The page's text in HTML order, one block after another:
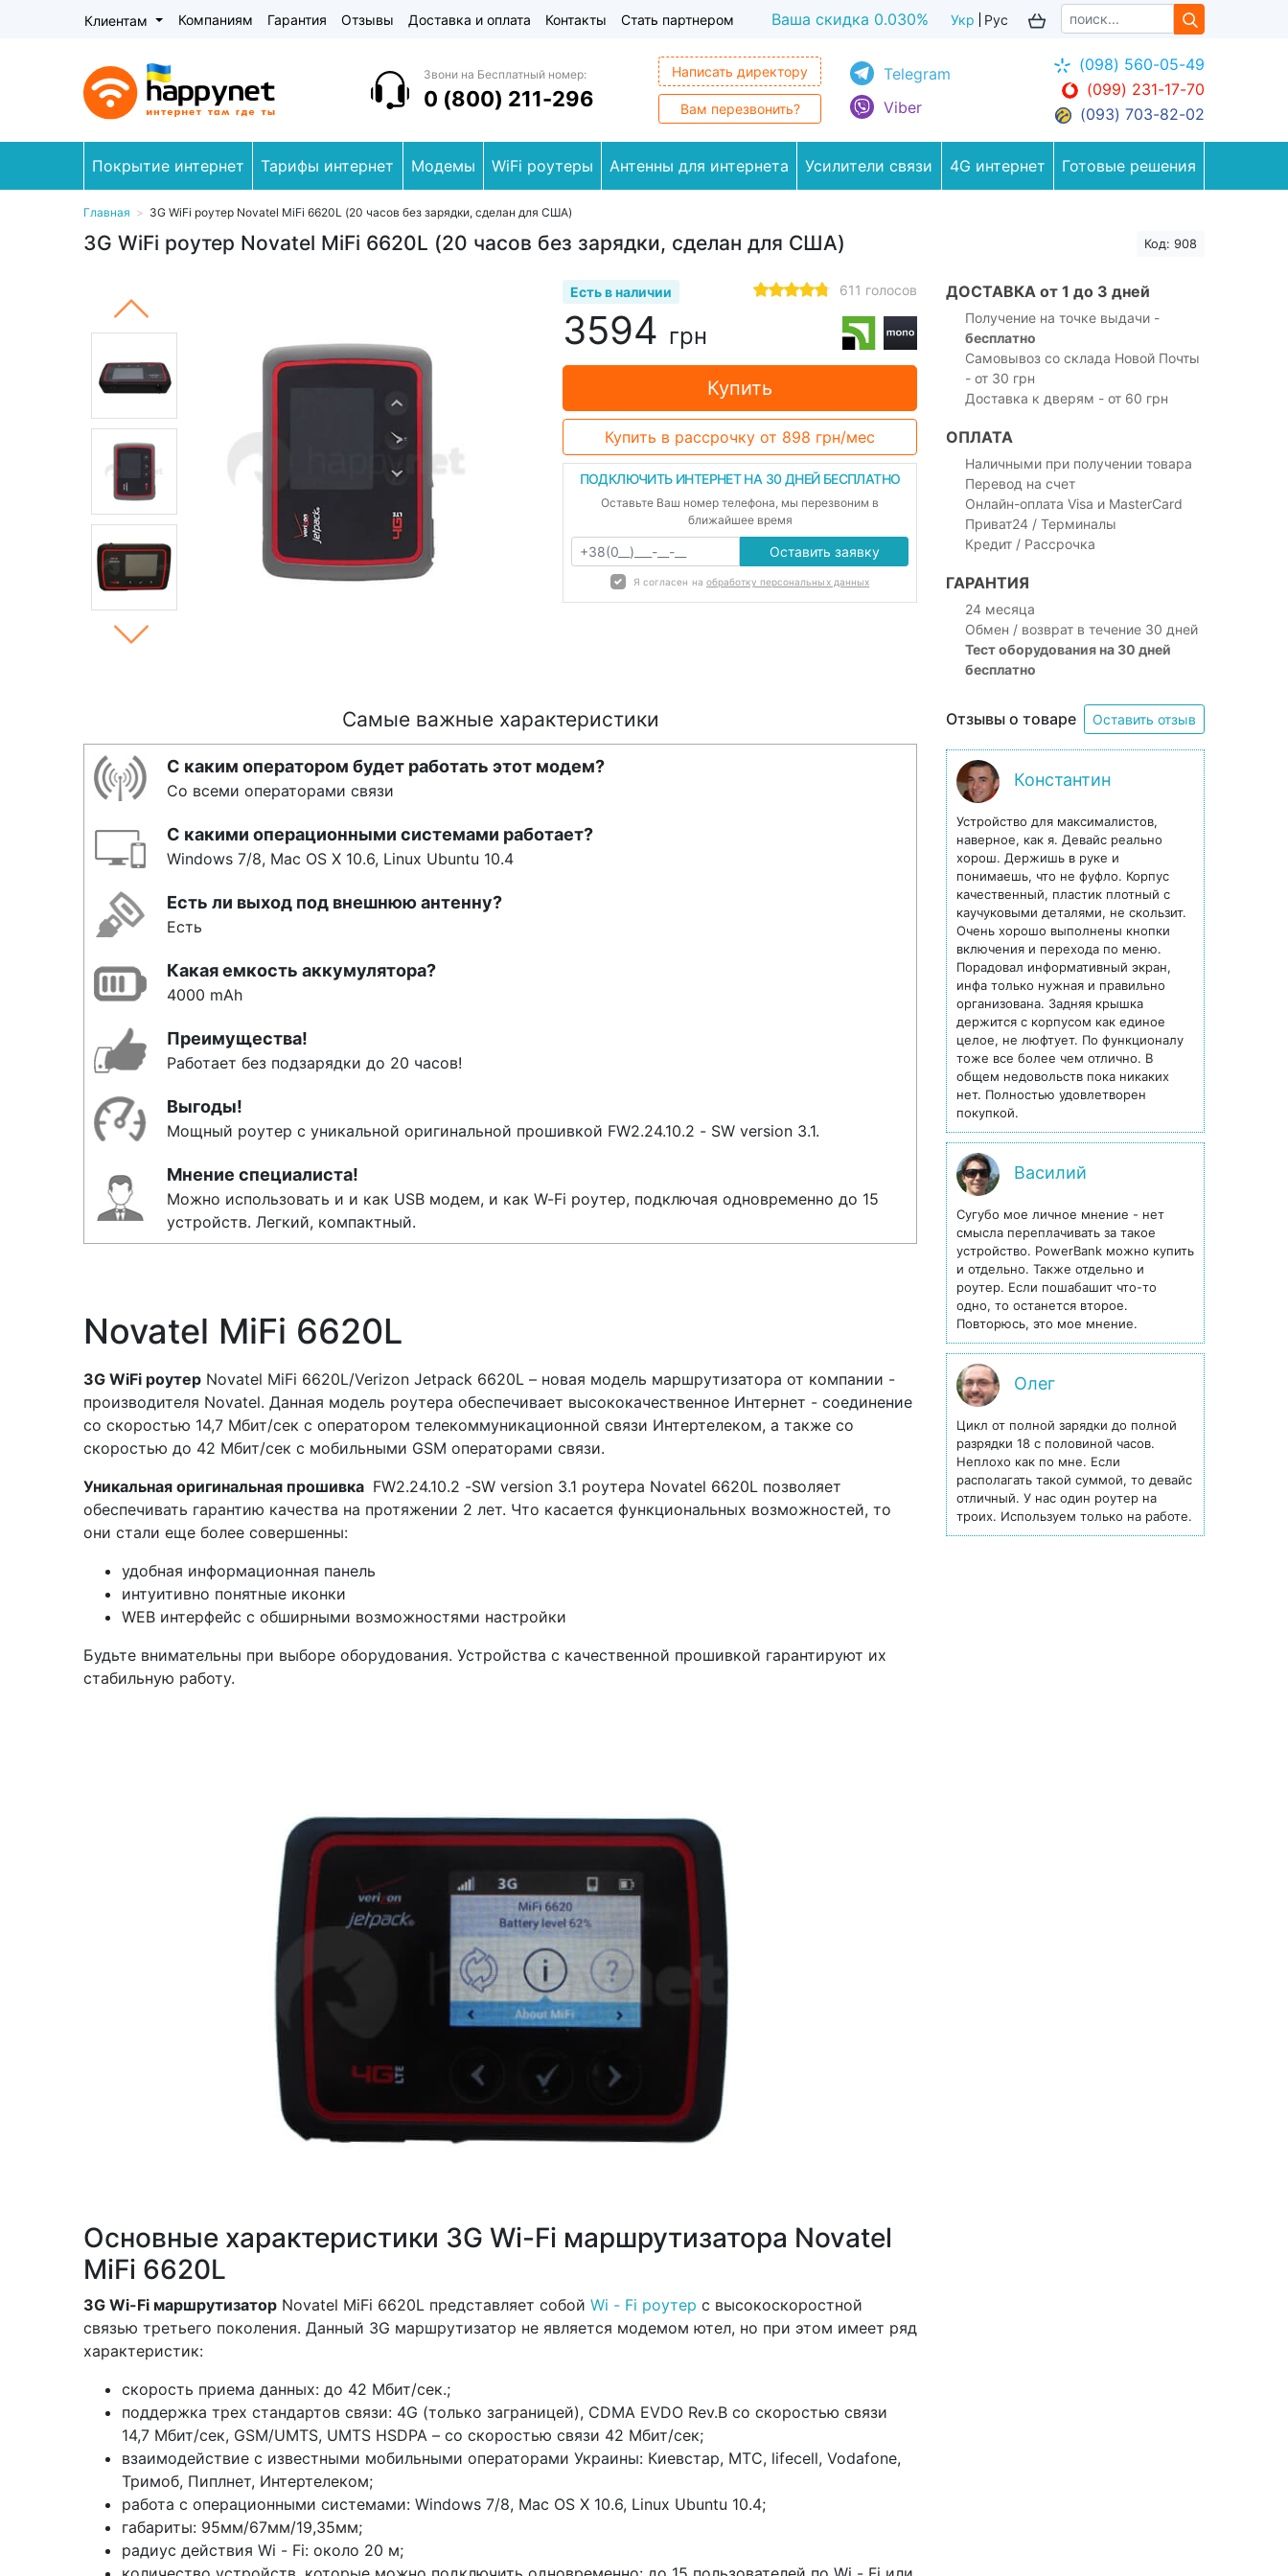
Клиентам Компаниям Гарантия Отзывы Доставка и оплата Контакты Стать партнером Ваша скидка 0.036% Укр Рус
Звони на Бесплатный номер:
0 (800) 211-296
Написать директору
Вам перезвонить?
Telegram
Viber
(098) 560-05-49
(099) 231-17-70
(093) 703-82-02
Покрытие интернет Тарифы интернет Модемы WiFi роутеры Антенны для интернета Усилители связи 4G интернет Готовые решения
Главная > 3G WiFi роутер Novatel MiFi 6620L (20 часов без зарядки, сделан для США)
3G WiFi роутер Novatel MiFi 6620L (20 часов без зарядки, сделан для США) Код: 908
Есть в наличии 611 голосов
3594 грн
Купить
Купить в рассрочку от 898 грн/мес
ПОДКЛЮЧИТЬ ИНТЕРНЕТ НА 30 ДНЕЙ БЕСПЛАТНО
Оставьте Ваш номер телефона, мы перезвоним в
ближайшее время
Оставить заявку
Я согласен на обработку персональных данных
ДОСТАВКА от 1 до 3 дней
Получение на точке выдачи -
бесплатно
Самовывоз со склада Новой Почты
- от 30 грн
Доставка к дверям - от 60 грн
ОПЛАТА
Наличными при получении товара
Перевод на счет
Онлайн-оплата Visa и MasterCard
Приват24 / Терминалы
Кредит / Рассрочка
ГАРАНТИЯ
24 месяца
Обмен / возврат в течение 30 дней
Тест оборудования на 30 дней
бесплатно
Самые важные характеристики
С каким оператором будет работать этот модем?
Со всеми операторами связи
С какими операционными системами работает?
Windows 7/8, Mac OS X 10.6, Linux Ubuntu 10.4
Есть ли выход под внешнюю антенну?
Есть
Какая емкость аккумулятора?
4000 mAh
Преимущества!
Работает без подзарядки до 20 часов!
Выгоды!
Мощный роутер с уникальной оригинальной прошивкой FW2.24.10.2 - SW version 3.1.
Мнение специалиста!
Можно использовать и и как USB модем, и как W-Fi роутер, подключая одновременно до 15
устройств. Легкий, компактный.
Novatel MiFi 6620L
3G WiFi роутер Novatel MiFi 6620L/Verizon Jetpack 6620L – новая модель маршрутизатора от компании -
производителя Novatel. Данная модель роутера обеспечивает высококачественное Интернет - соединение
со скоростью 14,7 Мбит/сек с оператором телекоммуникационной связи Интертелеком, а также со
скоростью до 42 Мбит/сек с мобильными GSM операторами связи.
Уникальная оригинальная прошивка FW2.24.10.2 -SW version 3.1 роутера Novatel 6620L позволяет
обеспечивать гарантию качества на протяжении 2 лет. Что касается функциональных возможностей, то
они стали еще более совершенны:
удобная информационная панель
интуитивно понятные иконки
WEB интерфейс с обширными возможностями настройки
Будьте внимательны при выборе оборудования. Устройства с качественной прошивкой гарантируют их
стабильную работу.
Основные характеристики 3G Wi-Fi маршрутизатора Novatel
MiFi 6620L
3G Wi-Fi маршрутизатор Novatel MiFi 6620L представляет собой Wi - Fi роутер с высокоскоростной
связью третьего поколения. Данный 3G маршрутизатор не является модемом ютел, но при этом имеет ряд
характеристик:
скорость приема данных: до 42 Мбит/сек.;
поддержка трех стандартов связи: 4G (только заграницей), CDMA EVDO Rev.В со скоростью связи
14,7 Мбит/сек, GSM/UMTS, UMTS HSDPA – со скоростью связи 42 Мбит/сек;
взаимодействие с известными мобильными операторами Украины: Киевстар, МТС, lifecell, Vodafone,
Тримоб, Пиплнет, Интертелеком;
работа с операционными системами: Windows 7/8, Mac OS X 10.6, Linux Ubuntu 10.4;
габариты: 95мм/67мм/19,35мм;
радиус действия Wi - Fi: около 20 м;
Отзывы о товаре Оставить отзыв
Константин
Устройство для максималистов,
наверное, как я. Девайс реально
хорош. Держишь в руке и
понимаешь, что не фуфло. Корпус
качественный, пластик плотный с
каучуковыми деталями, не скользит.
Очень хорошо выполнены кнопки
включения и перехода по меню.
Порадовал информативный экран,
инфа только нужная и правильно
организована. Задняя крышка
держится с корпусом как единое
целое, не люфтует. По функционалу
тоже все более чем отлично. В
общем недовольств пока никаких
нет. Полностью удовлетворен
покупкой.
Василий
Сугубо мое личное мнение - нет
смысла переплачивать за такое
устройство. PowerBank можно купить
и отдельно. Также отдельно и
роутер. Если пошабашит что-то
одно, то останется второе.
Повторюсь, это мое мнение.
Олег
Цикл от полной зарядки до полной
разрядки 18 с половиной часов.
Неплохо как по мне. Если
располагать такой суммой, то девайс
отличный. У нас один роутер на
троих. Используем только на работе.